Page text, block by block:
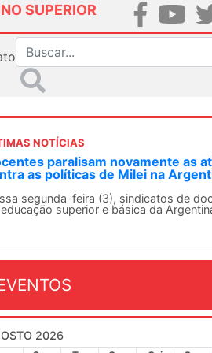
SUPERIOR
NOTÍCIAS
as atividades
Argentina
de docentes
Argentina...
ANDES-SN
Solidariedade
13 de agosto
O ANDES-SN
2026